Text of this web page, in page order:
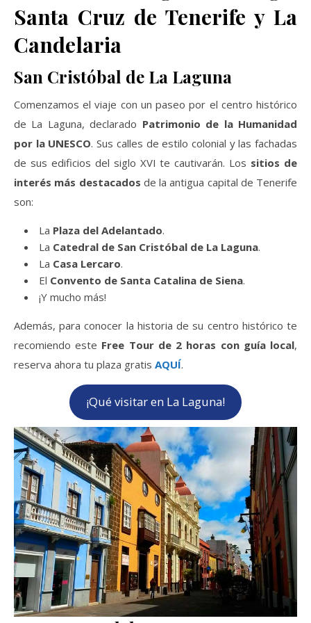
Santa Cruz de Tenerife y La
Candelaria
San Cristóbal de La Laguna
Comenzamos el viaje con un paseo por el centro histórico
de La Laguna, declarado Patrimonio de la Humanidad
por la UNESCO. Sus calles de estilo colonial y las fachadas
de sus edificios del siglo XVI te cautivarán. Los sitios de
interés más destacados de la antigua capital de Tenerife
son:
La Plaza del Adelantado.
La Catedral de San Cristóbal de La Laguna.
La Casa Lercaro.
El Convento de Santa Catalina de Siena.
¡Y mucho más!
Además, para conocer la historia de su centro histórico te
recomiendo este Free Tour de 2 horas con guía local,
reserva ahora tu plaza gratis AQUÍ.
¡Qué visitar en La Laguna!